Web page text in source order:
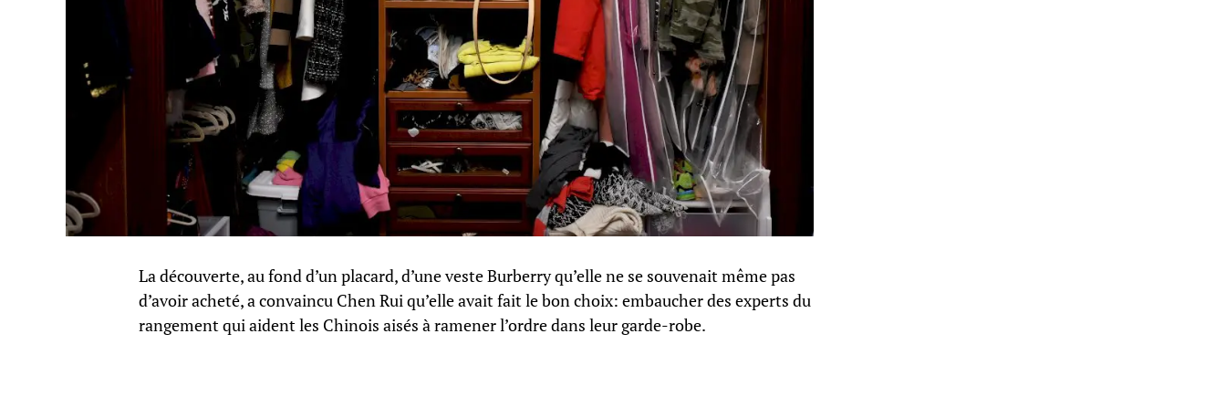
La découverte, au fond d’un placard, d’une veste Burberry qu’elle ne se souvenait même pas
d’avoir acheté, a convaincu Chen Rui qu’elle avait fait le bon choix: embaucher des experts du
rangement qui aident les Chinois aisés à ramener l’ordre dans leur garde-robe.